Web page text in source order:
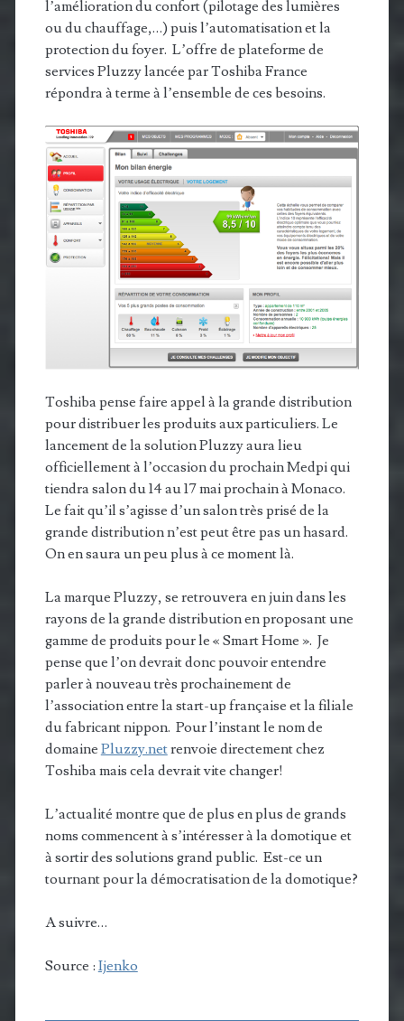
l’amélioration du confort (pilotage des lumières
ou du chauffage,…) puis l’automatisation et la
protection du foyer. L’offre de plateforme de
services Pluzzy lancée par Toshiba France
répondra à terme à l’ensemble de ces besoins.
Toshiba pense faire appel à la grande distribution
pour distribuer les produits aux particuliers. Le
lancement de la solution Pluzzy aura lieu
officiellement à l’occasion du prochain Medpi qui
tiendra salon du 14 au 17 mai prochain à Monaco.
Le fait qu’il s’agisse d’un salon très prisé de la
grande distribution n’est peut être pas un hasard.
On en saura un peu plus à ce moment là.
La marque Pluzzy, se retrouvera en juin dans les
rayons de la grande distribution en proposant une
gamme de produits pour le « Smart Home ». Je
pense que l’on devrait donc pouvoir entendre
parler à nouveau très prochainement de
l’association entre la start-up française et la filiale
du fabricant nippon. Pour l’instant le nom de
domaine Pluzzy.netrenvoie directement chez
Toshiba mais cela devrait vite changer!
L’actualité montre que de plus en plus de grands
noms commencent à s’intéresser à la domotique et
à sortir des solutions grand public. Est-ce un
tournant pour la démocratisation de la domotique?
A suivre…
Source : Ijenko